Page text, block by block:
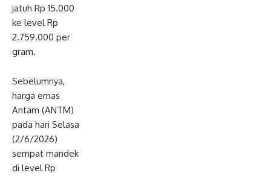
jatuh Rp 15.000
ke level Rp
2.759.000 per
gram.
Sebelumnya,
harga emas
Antam (ANTM)
pada hari Selasa
(2/6/2026)
sempat mandek
di level Rp